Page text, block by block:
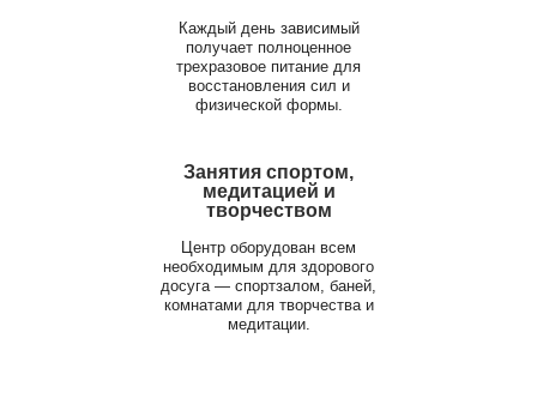
Каждый день зависимый
получает полноценное
трехразовое питание для
восстановления сил и
физической формы.
Занятия спортом,
медитацией и
творчеством
Центр оборудован всем
необходимым для здорового
досуга — спортзалом, баней,
комнатами для творчества и
медитации.